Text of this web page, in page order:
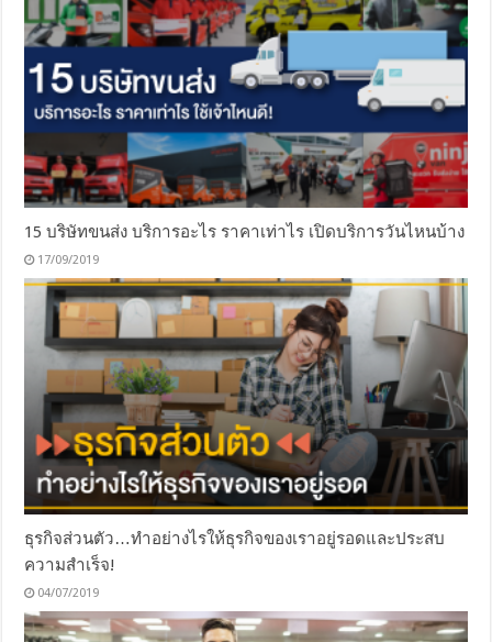
15 บริษัทขนส่ง บริการอะไร ราคาเท่าไร เปิดบริการวันไหนบ้าง
17/09/2019
ธุรกิจส่วนตัว…ทำอย่างไรให้ธุรกิจของเราอยู่รอดและประสบ
ความสําเร็จ!
04/07/2019